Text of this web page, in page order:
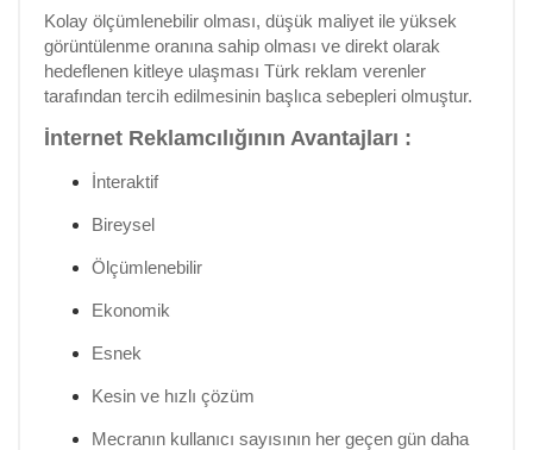
Kolay ölçümlenebilir olması, düşük maliyet ile yüksek
görüntülenme oranına sahip olması ve direkt olarak
hedeflenen kitleye ulaşması Türk reklam verenler
tarafından tercih edilmesinin başlıca sebepleri olmuştur.
İnternet Reklamcılığının Avantajları :
İnteraktif
Bireysel
Ölçümlenebilir
Ekonomik
Esnek
Kesin ve hızlı çözüm
Mecranın kullanıcı sayısının her geçen gün daha